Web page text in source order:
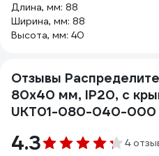
Длина, мм: 88
Ширина, мм: 88
Высота, мм: 40
Отзывы
80x40 мм, IP20, с
UKT01-080-040-000
4.3 4